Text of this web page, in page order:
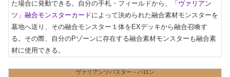
た場合に発動できる。自分の手札・フィールドから、
「ヴァリアン
ツ」融合モンスターカードによって決められた融合素材モンスターを
墓地へ送り、その融合モンスター１体をEXデッキから融合召喚す
る。その際、自分のPゾーンに存在する融合素材モンスターも融合素
材に使用できる。
ヴァリアンツバスター－バロン